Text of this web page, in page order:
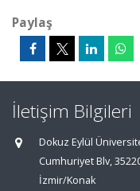
Paylaş
İletişim Bilgileri
Dokuz Eylül
Cumhuriyet Blv,
İzmir/Konak